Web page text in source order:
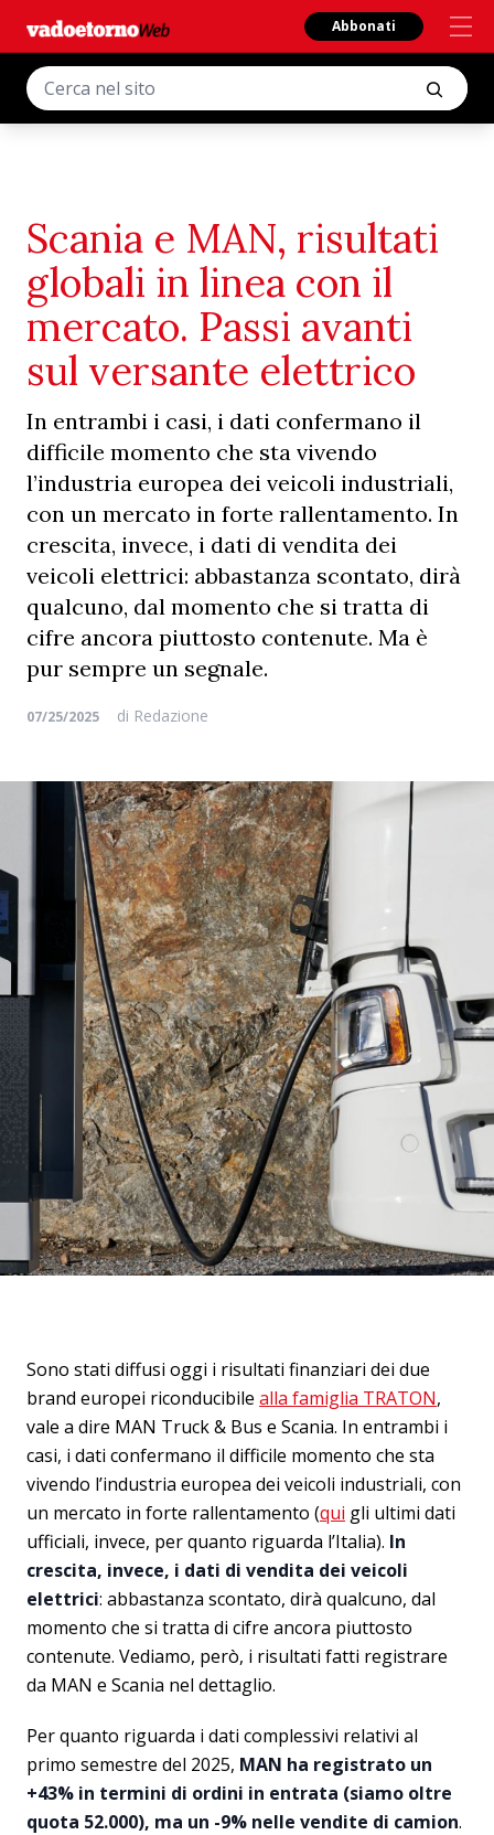
Abbonati
Scania e MAN, risultati
globali in linea con il
mercato. Passi avanti
sul versante elettrico
In entrambi i casi, i dati confermano il
difficile momento che sta vivendo
l’industria europea dei veicoli industriali,
con un mercato in forte rallentamento. In
crescita, invece, i dati di vendita dei
veicoli elettrici: abbastanza scontato, dirà
qualcuno, dal momento che si tratta di
cifre ancora piuttosto contenute. Ma è
pur sempre un segnale.
07/25/2025 di Redazione
Sono stati diffusi oggi i risultati finanziari dei due
brand europei riconducibile alla famiglia TRATON,
vale a dire MAN Truck & Bus e Scania. In entrambi i
casi, i dati confermano il difficile momento che sta
vivendo l’industria europea dei veicoli industriali, con
un mercato in forte rallentamento (qui gli ultimi dati
ufficiali, invece, per quanto riguarda l’Italia). In
crescita, invece, i dati di vendita dei veicoli
elettrici: abbastanza scontato, dirà qualcuno, dal
momento che si tratta di cifre ancora piuttosto
contenute. Vediamo, però, i risultati fatti registrare
da MAN e Scania nel dettaglio.
Per quanto riguarda i dati complessivi relativi al
primo semestre del 2025, MAN ha registrato un
+43% in termini di ordini in entrata (siamo oltre
quota 52.000), ma un -9% nelle vendite di camion.